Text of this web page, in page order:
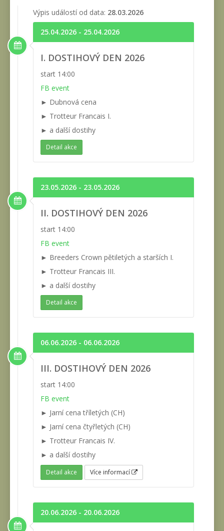
Výpis událostí od data: 28.03.2026
25.04.2026 - 25.04.2026
I. DOSTIHOVÝ DEN 2026
start 14:00
FB event
► Dubnová cena
► Trotteur Francais I.
► a další dostihy
Detail akce
23.05.2026 - 23.05.2026
II. DOSTIHOVÝ DEN 2026
start 14:00
FB event
► Breeders Crown pětiletých a starších I.
► Trotteur Francais III.
► a další dostihy
Detail akce
06.06.2026 - 06.06.2026
III. DOSTIHOVÝ DEN 2026
start 14:00
FB event
► Jarní cena tříletých (CH)
► Jarní cena čtyřletých (CH)
► Trotteur Francais IV.
► a další dostihy
Detail akce Více informací
20.06.2026 - 20.06.2026